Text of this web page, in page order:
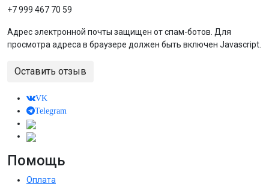
+7 999 467 70 59
Адрес электронной почты защищен от спам-ботов. Для
просмотра адреса в браузере должен быть включен Javascript.
Оставить отзыв
VK
Telegram
Помощь
Оплата